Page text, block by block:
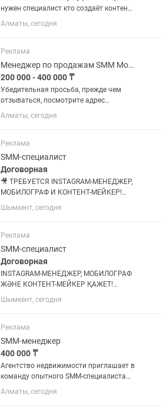
нужен специалист кто создаёт контент
для экспертного блога в для соцсетей.
В месяц 60-70 единиц пост-карусели +
неделю 3 дня...
Алматы, сегодня
Реклама
Менеджер по продажам SMM Мобилограф
200 000 - 400 000 ₸
Убедительная просьба, прежде чем
отзываться, посмотрите адрес
рабочего места! Не занимайте время,
если вам далеко‼️‼️ Ежедневная фото- и
десерты, процесс...
Алматы, сегодня
Реклама
SMM-специалист
Договорная
🎥 ТРЕБУЕТСЯ INSTAGRAM-МЕНЕДЖЕР,
МОБИЛОГРАФ И КОНТЕНТ-МЕЙКЕР!
Ищем активного специалиста, который
сможет профессионально продвигать
социальных сетях, создавать...
Шымкент, сегодня
Реклама
SMM-специалист
Договорная
INSTAGRAM-МЕНЕДЖЕР, МОБИЛОГРАФ
ЖӘНЕ КОНТЕНТ-МЕЙКЕР ҚАЖЕТ!
Бизнесті, компанияның қызметтері мен
тауарларын әлеуметтік желілерде
контент әзірлеп, клиенттермен жұмыс...
Шымкент, сегодня
Реклама
SMM-менеджер
400 000 ₸
Агентство недвижимости приглашает в
команду опытного SMM-специалиста
для развития социальных сетей
компании и личного бренда эксперта в
Алматы, сегодня